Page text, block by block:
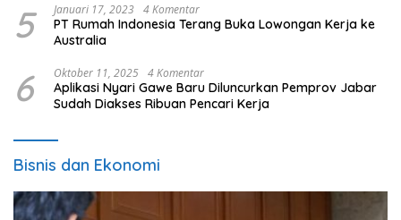
5 Januari 17, 2023 4 Komentar
PT Rumah Indonesia Terang Buka Lowongan Kerja ke
Australia
6 Oktober 11, 2025 4 Komentar
Aplikasi Nyari Gawe Baru Diluncurkan Pemprov Jabar
Sudah Diakses Ribuan Pencari Kerja
Bisnis dan Ekonomi